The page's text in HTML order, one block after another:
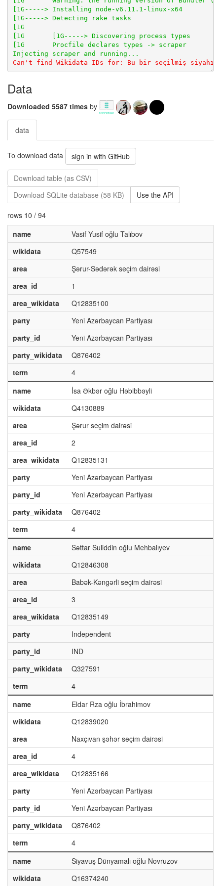
[1G-----> Installing node-v6.11.1-linux-x64
[1G-----> Detecting rake tasks
[1G       Procfile declares types -> scraper
Data
Downloaded 5587 times by
data
To download data sign in with GitHub
Download table (as CSV)
Download SQLite database (58 KB)
Use the API
rows 10 / 94
name
Vasif Yusif oğlu Talıbov
wikidata
Q57549
area
Şərur-Sədərək seçim dairəsi
area_id
1
area_wikidata
Q12835100
party
Yeni Azərbaycan Partiyası
party_id
Yeni Azərbaycan Partiyası
party_wikidata
Q876402
term
4
name
İsa Əkbər oğlu Həbibbəyli
wikidata
Q4130889
area
Şərur seçim dairəsi
area_id
2
area_wikidata
Q12835131
party
Yeni Azərbaycan Partiyası
party_id
Yeni Azərbaycan Partiyası
party_wikidata
Q876402
term
4
name
Səttar Suliddin oğlu Mehbalıyev
wikidata
Q12846308
area
Babək-Kəngərli seçim dairəsi
area_id
3
area_wikidata
Q12835149
party
Independent
party_id
IND
party_wikidata
Q327591
term
4
name
Eldar Rza oğlu İbrahimov
wikidata
Q12839020
area
Naxçıvan şəhər seçim dairəsi
area_id
4
area_wikidata
Q12835166
party
Yeni Azərbaycan Partiyası
party_id
Yeni Azərbaycan Partiyası
party_wikidata
Q876402
term
4
name
Siyavuş Dünyamalı oğlu Novruzov
wikidata
Q16374240